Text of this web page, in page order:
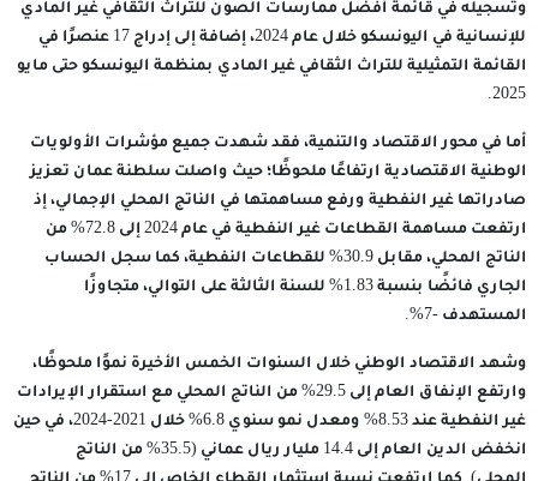
وتسجيله في قائمة أفضل ممارسات الصون للتراث الثقافي غير المادي
للإنسانية في اليونسكو خلال عام 2024، إضافة إلى إدراج 17 عنصرًا في
القائمة التمثيلية للتراث الثقافي غير المادي بمنظمة اليونسكو حتى مايو
2025.
أما في محور الاقتصاد والتنمية، فقد شهدت جميع مؤشرات الأولويات
الوطنية الاقتصادية ارتفاعًا ملحوظًا؛ حيث واصلت سلطنة عمان تعزيز
صادراتها غير النفطية ورفع مساهمتها في الناتج المحلي الإجمالي، إذ
ارتفعت مساهمة القطاعات غير النفطية في عام 2024 إلى 72.8% من
الناتج المحلي، مقابل 30.9% للقطاعات النفطية، كما سجل الحساب
الجاري فائضًا بنسبة 1.83% للسنة الثالثة على التوالي، متجاوزًا
المستهدف -7%.
وشهد الاقتصاد الوطني خلال السنوات الخمس الأخيرة نموًا ملحوظًا،
وارتفع الإنفاق العام إلى 29.5% من الناتج المحلي مع استقرار الإيرادات
غير النفطية عند 8.53% ومعدل نمو سنوي 6.8% خلال 2021-2024، في حين
انخفض الدين العام إلى 14.4 مليار ريال عماني (35.5% من الناتج